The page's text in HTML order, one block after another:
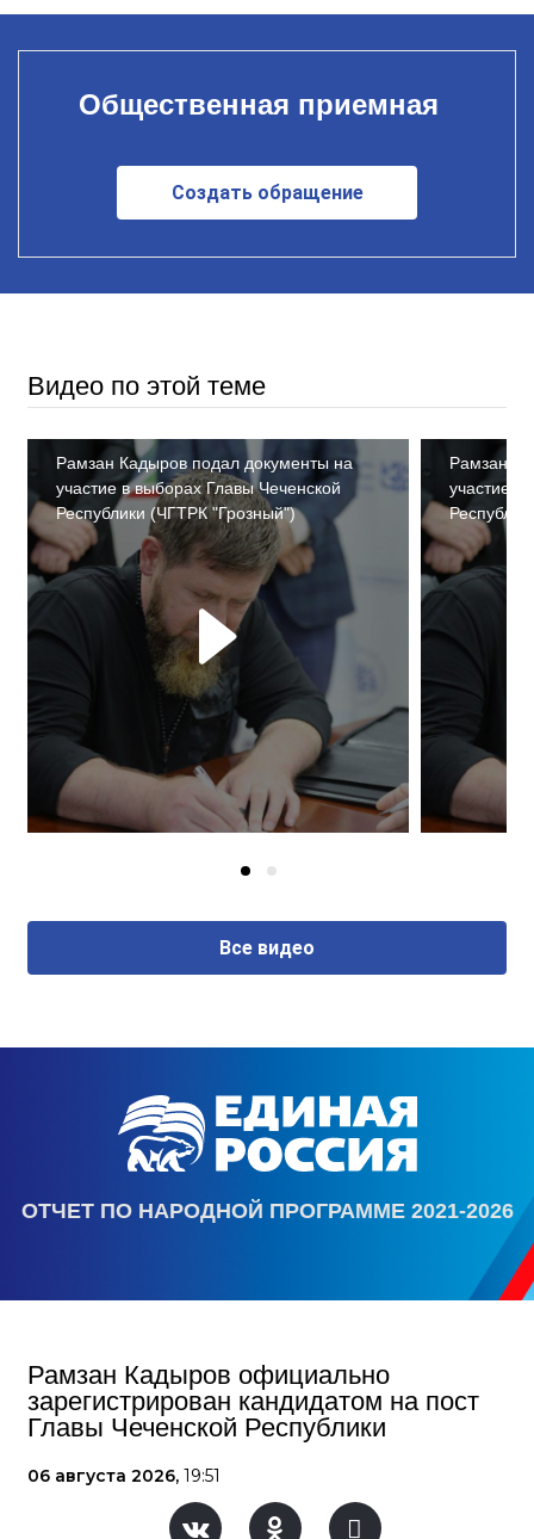
Общественная приемная
Создать обращение
Видео по этой теме
Рамзан Кадыров подал документы на
участие в выборах Главы Чеченской
Республики (ЧГТРК "Грозный")
Рамзан
участие в
Все видео
ОТЧЕТ ПО НАРОДНОЙ ПРОГРАММЕ 2021-2026
Рамзан Кадыров официально
зарегистрирован кандидатом на пост
Главы Чеченской Республики
06 августа 2026, 19:51